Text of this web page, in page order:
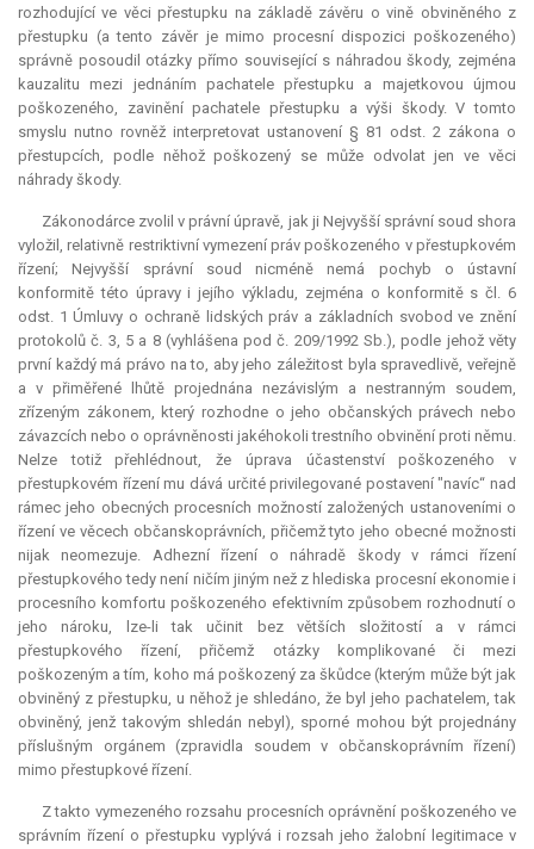
rozhodující ve věci přestupku na základě závěru o vině obviněného z
přestupku (a tento závěr je mimo procesní dispozici poškozeného)
správně posoudil otázky přímo související s náhradou škody, zejména
kauzalitu mezi jednáním pachatele přestupku a majetkovou újmou
poškozeného, zavinění pachatele přestupku a výši škody. V tomto
smyslu nutno rovněž interpretovat ustanovení § 81 odst. 2 zákona o
přestupcích, podle něhož poškozený se může odvolat jen ve věci
náhrady škody.
Zákonodárce zvolil v právní úpravě, jak ji Nejvyšší správní soud shora
vyložil, relativně restriktivnívymezení práv poškozeného v přestupkovém
řízení; Nejvyšší správní soud nicméně nemá pochyb o ústavní
konformitě této úpravy i jejího výkladu, zejména o konformitě s čl. 6
odst. 1 Úmluvy o ochraně lidských práv a základních svobod ve znění
protokolů č. 3, 5 a 8 (vyhlášena pod č. 209/1992 Sb.), podle jehož věty
první každý má právo na to, aby jeho záležitost byla spravedlivě, veřejně
a v přiměřené lhůtě projednána nezávislým a nestranným soudem,
zřízeným zákonem, který rozhodne o jeho občanských právech nebo
závazcích nebo o oprávněnosti jakéhokoli trestního obvinění proti němu.
Nelze totiž přehlédnout, že úprava účastenství poškozeného v
přestupkovém řízení mu dává určité privilegované postavení "navíc“ nad
rámec jeho obecných procesních možností založených ustanoveními o
řízení ve věcech občanskoprávních, přičemž tyto jeho obecné možnosti
nijak neomezuje. Adhezní řízení o náhradě škody v rámci řízení
přestupkového tedy není ničím jiným než z hlediska procesní ekonomie i
procesního komfortu poškozeného efektivním způsobem rozhodnutí o
jeho nároku, lze-li tak učinit bez větších složitostí a v rámci
přestupkového řízení, přičemž otázky komplikované či mezi
poškozeným a tím, koho má poškozený za škůdce (kterým může být jak
obviněný z přestupku, u něhož je shledáno, že byl jeho pachatelem, tak
obviněný, jenž takovým shledán nebyl), sporné mohou být projednány
příslušným orgánem (zpravidla soudem v občanskoprávním řízení)
mimo přestupkové řízení.
Z takto vymezeného rozsahu procesních oprávnění poškozeného ve
správním řízení o přestupku vyplývá i rozsah jeho žalobní legitimace v